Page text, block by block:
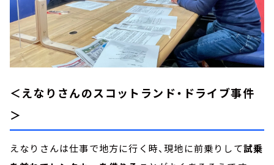
＜えなりさんのスコットランド・ドライブ事件
＞
えなりさんは仕事で地方に行く時、現地に前乗りして試乗